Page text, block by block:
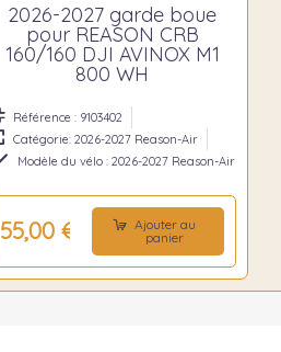
2026-2027 garde boue
pour REASON CRB
160/160 DJI AVINOX M1
800 WH
Référence : 9103402
Catégorie: 2026-2027 Reason-Air
Modèle du vélo : 2026-2027 Reason-Air
55,00 €
Ajouter au
panier